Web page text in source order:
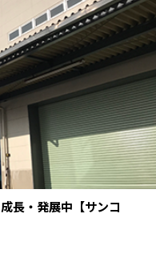
長・発展中【サンコ